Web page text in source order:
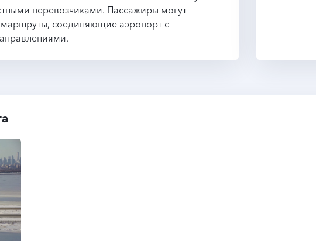
перевозчиками. Пассажиры могут
соединяющие аэропорт с